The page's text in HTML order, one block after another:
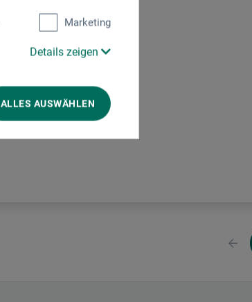
Marketing
Details zeigen
ALLES AUSWÄHLEN